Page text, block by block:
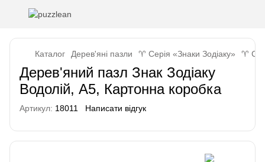
Каталог Дерев'яні пазли ♈ Серія «Знаки Зодіаку» ♈
Дерев'яний пазл Знак Зодіаку
Водолій, А5, Картонна коробка
Артикул: 18011 Написати відгук